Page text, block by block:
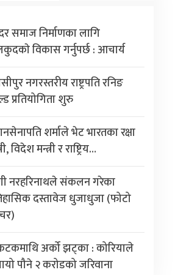
समाज निर्माणका लागि
विकास गर्नुपर्छ : आचार्य
नगरस्तरीय राष्ट्रपति रनिङ
प्रतियोगिता शुरु
शर्माले भेट भारतका रक्षा
विदेश मन्त्री र राष्ट्रिय…
नरहरिनाथले संकलन गरेका
दस्तावेज धुजाधुजा (फोटो
अर्को झट्का : कोरियाले
पौने २ करोडको जरिवाना